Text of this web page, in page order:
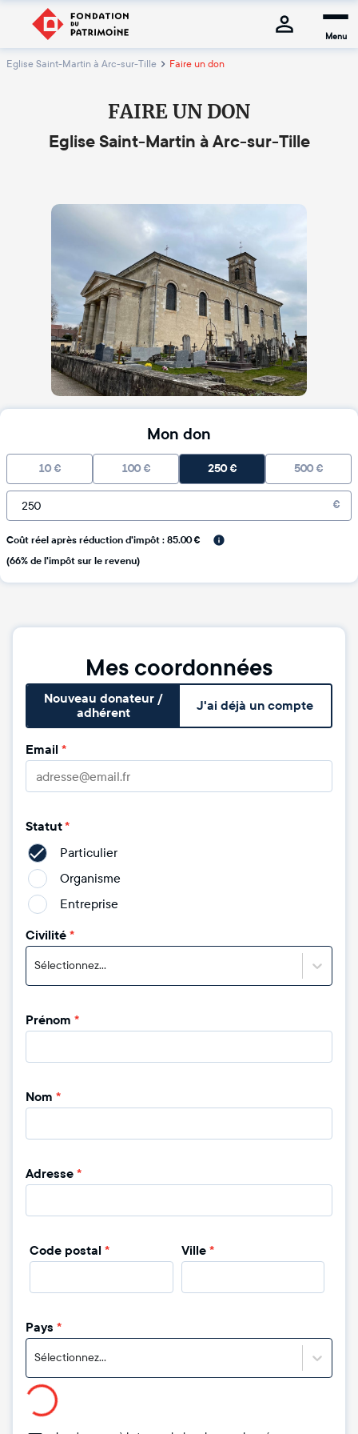
Menu
Eglise Saint-Martin à Arc-sur-Tille Faire un don
FAIRE UN DON
Eglise Saint-Martin à Arc-sur-Tille
Mon don
10 € 100 € 250€ 500 €
€
Coût réel après réduction d'impôt : 85.00 €
(66% de l'impôt sur le revenu)
Mes coordonnées
Nouveau donateur /
adhérent
J'ai déjà un compte
Email *
Statut*
Particulier
Organisme
Entreprise
Civilité*
Sélectionnez...
Prénom *
Nom *
Adresse*
Code postal * Ville *
Pays *
Sélectionnez...